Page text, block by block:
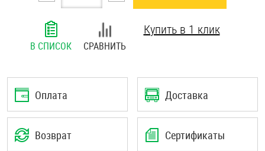
В СПИСОК СРАВНИТЬ
Купить в 1 клик
Оплата Доставка
Возврат Сертификаты